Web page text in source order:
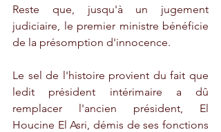
Reste que, jusqu'à un jugement
judiciaire, le premier ministre bénéficie
de la présomption d'innocence.
Le sel de l'histoire provient du fait que
ledit président intérimaire a dû
remplacer l'ancien président, El
Houcine El Asri, démis de ses fonctions